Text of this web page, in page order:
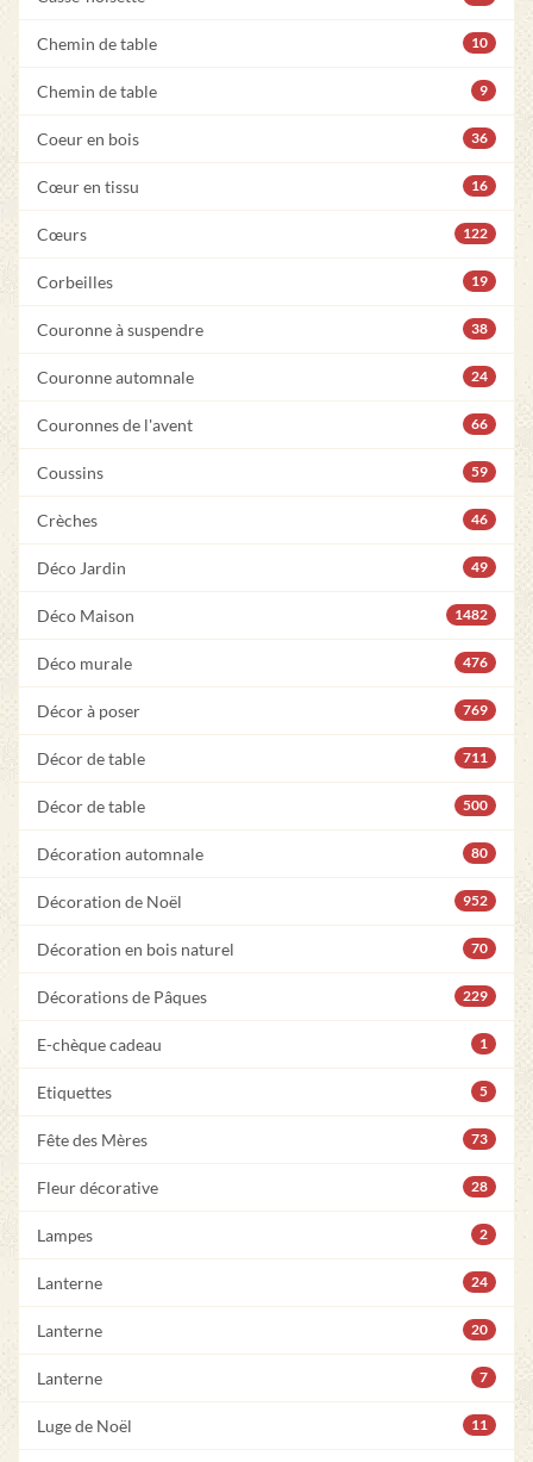
Chemin de table 10
Chemin de table 9
Coeur en bois 36
Cœur en tissu 16
Cœurs 122
Corbeilles 19
Couronne à suspendre 38
Couronne automnale 24
Couronnes de l'avent 66
Coussins 59
Crèches 46
Déco Jardin 49
Déco Maison 1482
Déco murale 476
Décor à poser 769
Décor de table 711
Décor de table 500
Décoration automnale 80
Décoration de Noël 952
Décoration en bois naturel 70
Décorations de Pâques 229
E-chèque cadeau 1
Etiquettes 5
Fête des Mères 73
Fleur décorative 28
Lampes 2
Lanterne 24
Lanterne 20
Lanterne 7
Luge de Noël 11